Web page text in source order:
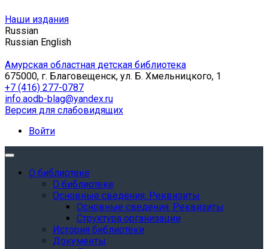
Наши издания
Russian
Russian English
Амурская областная детская библиотека
675000, г. Благовещенск, ул. Б. Хмельницкого, 1
+7 (416) 277-0787
info.aodb-blag@yandex.ru
Версия для слабовидящих
Войти
О библиотеке
О библиотеке
Основные сведения. Реквизиты
Основные сведения. Реквизиты
Структура организации
История библиотеки
Документы